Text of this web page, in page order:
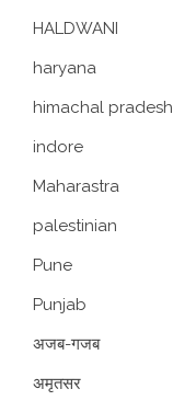
HALDWANI
haryana
himachal pradesh
indore
Maharastra
palestinian
Pune
Punjab
अजब-गजब
अमृतसर